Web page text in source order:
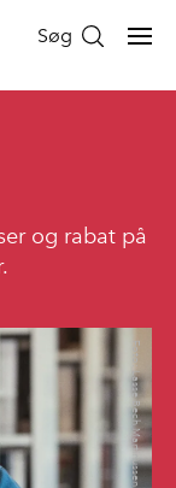
Søg
og rabat på
Foto: Lasse Bech Martinussen